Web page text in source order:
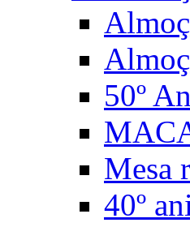
50º
Mesa
40º